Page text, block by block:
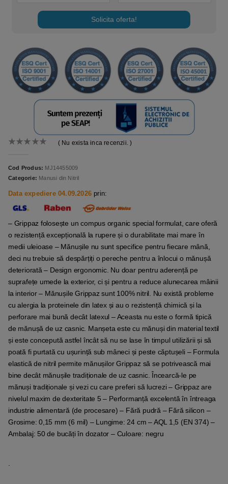
( Nu exista inca recenzii. )
Cod Produs: MJ14455009
Categorie: Manusi din Nitril
Data expediere 04.09.2026 prin:
– Grippaz folosește un compus organic special formulat, care oferă
o rezistență excepțională la rupere și o durabilitate mai mare în
medii uleioase – Mănușile nu sunt specifice pentru fiecare mână,
deci nu trebuie să despărțiți o pereche pentru a înlocui o mănușă
deteriorată – Design ergonomic. Nu doar pentru aderență pe
suprafețe umede la exterior, ci și pentru a reduce alunecarea mâinii
la interior – Mănușile Grippaz sunt 100% nitril. Nu există probleme
cu alergia la proteinele din latex și au o rezistență chimică și la
perforare mai bună decât latexul – Aceasta nu este o formă tipică
de mănușă de uz casnic. Manșeta este cu mănuși din material textil
și este concepută astfel încât să nu se lase în timpul utilizării și să
poată fi purtată cu ușurință sub mâneci și peste căptușeli – Formula
elastică de nitril permite mănușilor Grippaz să se potrivească mai
bine decât mănușile tradiționale de uz casnic. Încearcă-le pe
mănuși tradiționale și vezi cu care preferi să lucrezi – Grippaz are
nivelul maxim de dexteritate 5 – Performanță excelentă în întreaga
industrie alimentară (de procesare) – Fără pudră – Fără silicon –
Grosime: 0,15 mm (6 mil) – Lungime: 24 cm – AQL 1,5 (EN 374) –
Ambalaj: 50 de bucăți în dozator – Culoare: negru
Solicita oferta!